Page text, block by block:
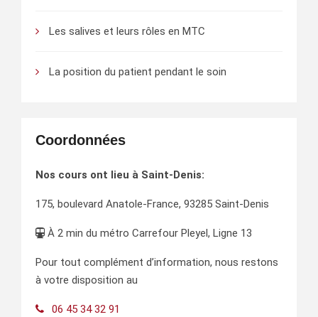
Les salives et leurs rôles en MTC
La position du patient pendant le soin
Coordonnées
Nos cours ont lieu à Saint-Denis:
175, boulevard Anatole-France, 93285 Saint-Denis
À 2 min du métro Carrefour Pleyel, Ligne 13
Pour tout complément d’information, nous restons
à votre disposition au
06 45 34 32 91